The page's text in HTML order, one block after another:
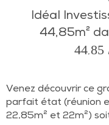
Idéal
44,85m²
44,85
Venez découvrir ce
parfait état (réunion
22,85m² et 22m²)